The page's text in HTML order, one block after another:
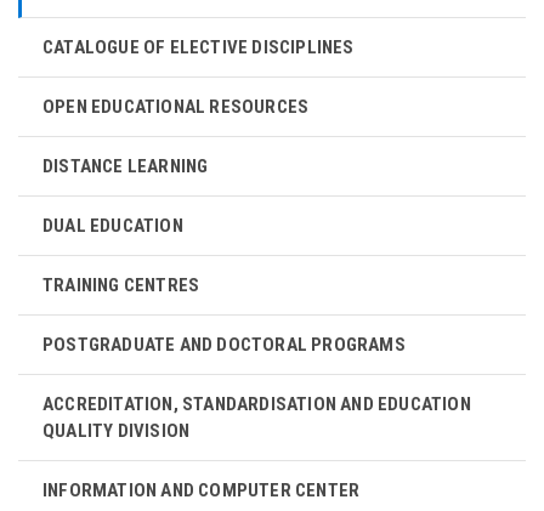
CATALOGUE OF ELECTIVE DISCIPLINES
OPEN EDUCATIONAL RESOURCES
DISTANCE LEARNING
DUAL EDUCATION
TRAINING CENTRES
POSTGRADUATE AND DOCTORAL PROGRAMS
ACCREDITATION, STANDARDISATION AND EDUCATION
QUALITY DIVISION
INFORMATION AND COMPUTER CENTER